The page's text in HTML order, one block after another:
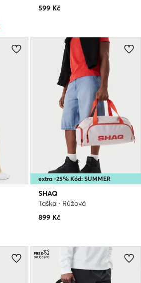
599 Kč
extra -25% Kód: SUMMER
SHAQ
Taška · Růžová
899 Kč